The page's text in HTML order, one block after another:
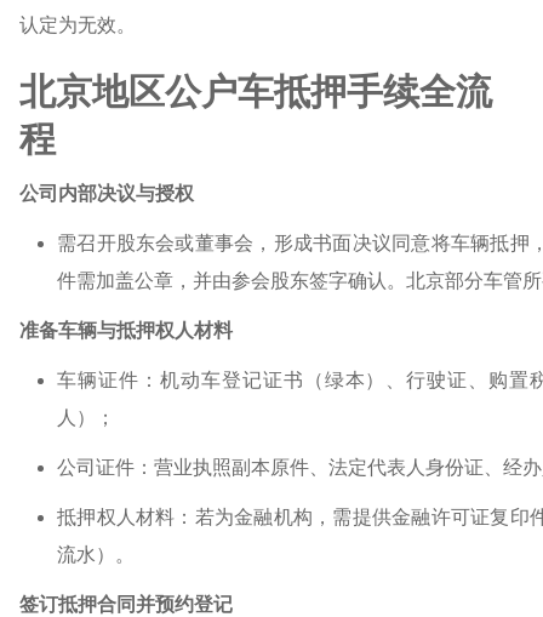
认定为无效。
北京地区公户车抵押手续全流
程
公司内部决议与授权
需召开股东会或董事会，形成书面决议同意将车辆抵
件需加盖公章，并由参会股东签字确认。北京部分车管
准备车辆与抵押权人材料
车辆证件：机动车登记证书（绿本）、行驶证、购
人）；
公司证件：营业执照副本原件、法定代表人身份证、经
抵押权人材料：若为金融机构，需提供金融许可证复
流水）。
签订抵押合同并预约登记